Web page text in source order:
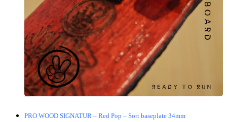
PRO WOOD SIGNATUR – Red Pop – Sort baseplate 34mm